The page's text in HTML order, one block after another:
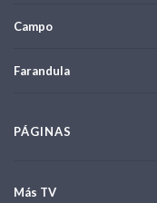
Campo
Farandula
PÁGINAS
Más TV